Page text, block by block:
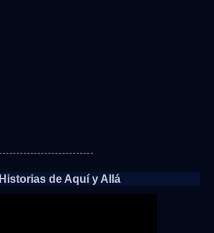
Historias de Aquí y Allá